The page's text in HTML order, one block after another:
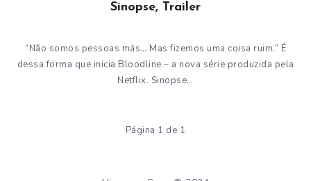
Sinopse, Trailer
“Não somos pessoas más… Mas fizemos uma coisa ruim.” É
dessa forma que inicia Bloodline – a nova série produzida pela
Netflix. Sinopse…
Página 1 de 1